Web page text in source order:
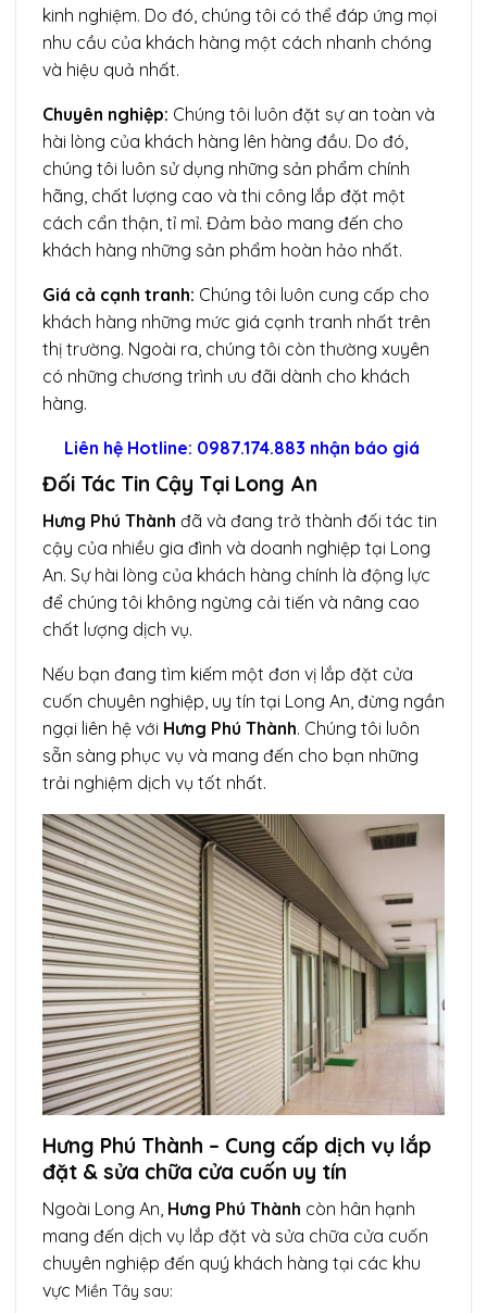
kinh nghiệm. Do đó, chúng tôi có thể đáp ứng mọi
nhu cầu của khách hàng một cách nhanh chóng
và hiệu quả nhất.
Chuyên nghiệp: Chúng tôi luôn đặt sự an toàn và
hài lòng của khách hàng lên hàng đầu. Do đó,
chúng tôi luôn sử dụng những sản phẩm chính
hãng, chất lượng cao và thi công lắp đặt một
cách cẩn thận, tỉ mỉ. Đảm bảo mang đến cho
khách hàng những sản phẩm hoàn hảo nhất.
Giá cả cạnh tranh: Chúng tôi luôn cung cấp cho
khách hàng những mức giá cạnh tranh nhất trên
thị trường. Ngoài ra, chúng tôi còn thường xuyên
có những chương trình ưu đãi dành cho khách
hàng.
Liên hệ Hotline: 0987.174.883 nhận báo giá
Đối Tác Tin Cậy Tại Long An
Hưng Phú Thành đã và đang trở thành đối tác tin
cậy của nhiều gia đình và doanh nghiệp tại Long
An. Sự hài lòng của khách hàng chính là động lực
để chúng tôi không ngừng cải tiến và nâng cao
chất lượng dịch vụ.
Nếu bạn đang tìm kiếm một đơn vị lắp đặt cửa
cuốn chuyên nghiệp, uy tín tại Long An, đừng ngần
ngại liên hệ với Hưng Phú Thành. Chúng tôi luôn
sẵn sàng phục vụ và mang đến cho bạn những
trải nghiệm dịch vụ tốt nhất.
Hưng Phú Thành – Cung cấp dịch vụ lắp
đặt & sửa chữa cửa cuốn uy tín
Ngoài Long An, Hưng Phú Thành còn hân hạnh
mang đến dịch vụ lắp đặt và sửa chữa cửa cuốn
chuyên nghiệp đến quý khách hàng tại các khu
vực Miền Tây sau: